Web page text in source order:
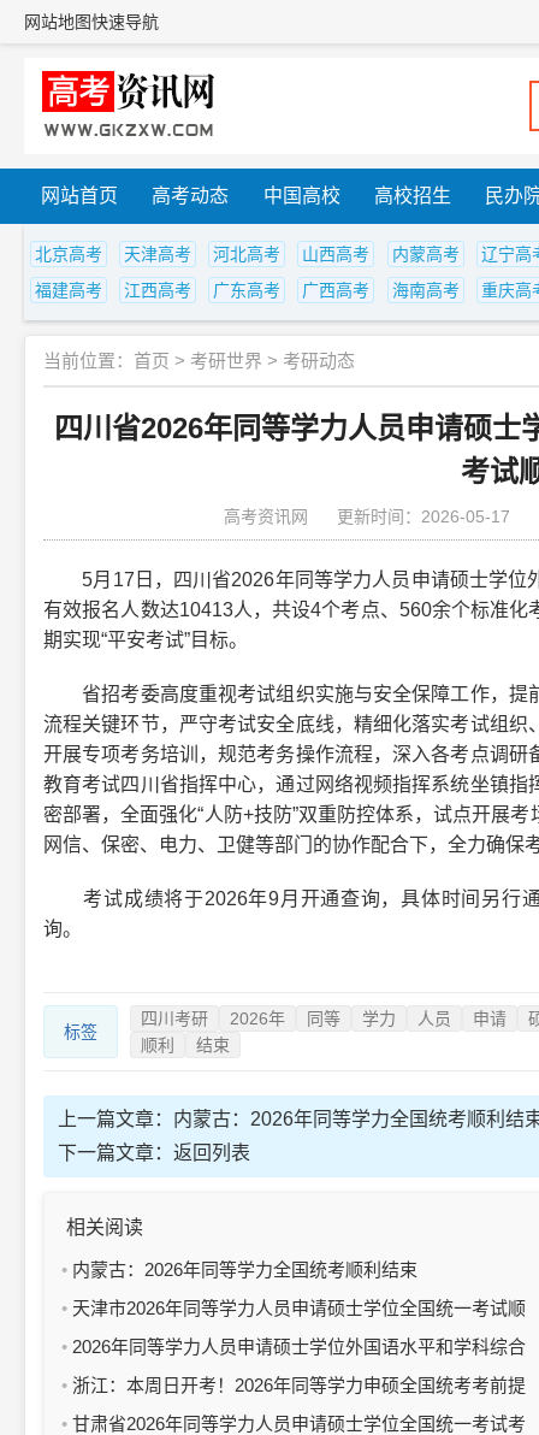
网站地图快速导航
网站首页 高考动态 中国高校 高校招生 民办
北京高考 天津高考 河北高考 山西高考 内蒙高考
辽宁高
福建高考
江西高考 广东高考 广西高考 海南高考 重庆高
当前位置： 首页 > 考研世界 > 考研动态
四川省2026年同等学力人员申请硕
考试
高考资讯网 更新时间：2026-05-17
5月17日，四川省2026年同等学力人员申请硕士学位
有效报名人数达10413人，共设4个考点、560余个标准
期实现“平安考试”目标。
省招考委高度重视考试组织实施与安全保障工作，提
流程关键环节，严守考试安全底线，精细化落实考试组
开展专项考务培训，规范考务操作流程，深入各考点调
教育考试四川省指挥中心，通过网络视频指挥系统坐镇
密部署，全面强化“人防+技防”双重防控体系，试点开展
网信、保密、电力、卫健等部门的协作配合下，全力确保
考试成绩将于2026年9月开通查询，具体时间另行通
询。
标签
四川考研 2026年 同等 学力 人员 申请
顺利
结束
上一篇文章： 内蒙古：2026年同等学力全国统考顺利结
下一篇文章： 返回列表
相关阅读
内蒙古：2026年同等学力全国统考顺利结束
天津市2026年同等学力人员申请硕士学位全国统一考试顺
利结束
2026年同等学力人员申请硕士学位外国语水平和学科综合
水平全国统一考试（山西考区）考场查询公告
浙江：本周日开考！2026年同等学力申硕全国统考考前提
醒甘肃省2026年同等学力人员申请硕士学位全国统一考试考